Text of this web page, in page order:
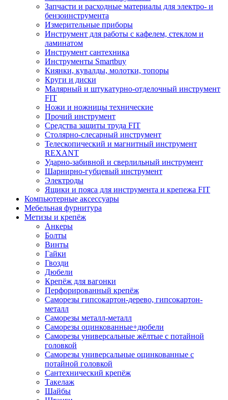
Запчасти и расходные материалы для электро- и
бензоинструмента
Измерительные приборы
Инструмент для работы с кафелем, стеклом и
ламинатом
Инструмент сантехника
Инструменты Smartbuy
Киянки, кувалды, молотки, топоры
Круги и диски
Малярный и штукатурно-отделочный инструмент
FIT
Ножи и ножницы технические
Прочий инструмент
Средства защиты труда FIT
Столярно-слесарный инструмент
Телескопический и магнитный инструмент
REXANT
Ударно-забивной и сверлильный инструмент
Шарнирно-губцевый инструмент
Электроды
Ящики и пояса для инструмента и крепежа FIT
Компьютерные аксессуары
Мебельная фурнитура
Метизы и крепёж
Анкеры
Болты
Винты
Гайки
Гвозди
Дюбели
Крепёж для вагонки
Перфорированный крепёж
Саморезы гипсокартон-дерево, гипсокартон-
металл
Саморезы металл-металл
Саморезы оцинкованные+дюбели
Саморезы универсальные жёлтые с потайной
головкой
Саморезы универсальные оцинкованные с
потайной головкой
Сантехнический крепёж
Такелаж
Шайбы